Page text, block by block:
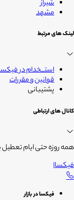
شیراز
مشهد
لینک های مرتبط
استــخدام در
قوانین و مقررات
پشتیبانی
کانال های ارتباطی
همه روزه حتی ایام
فیکسا|
فیکسا در بازار